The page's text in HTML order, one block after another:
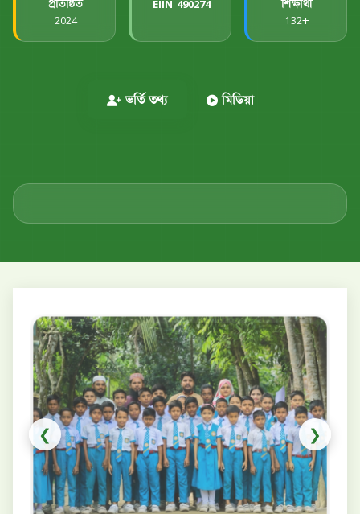
প্রতিষ্ঠিত
2024
EIIN 490274 শিক্ষার্থী
132+
ভর্তি তথ্য মিডিয়া
❮ ❯